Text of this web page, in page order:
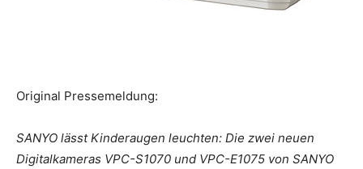
Original Pressemeldung:
SANYO lässt Kinderaugen leuchten: Die zwei neuen
Digitalkameras VPC-S1070 und VPC-E1075 von SANYO